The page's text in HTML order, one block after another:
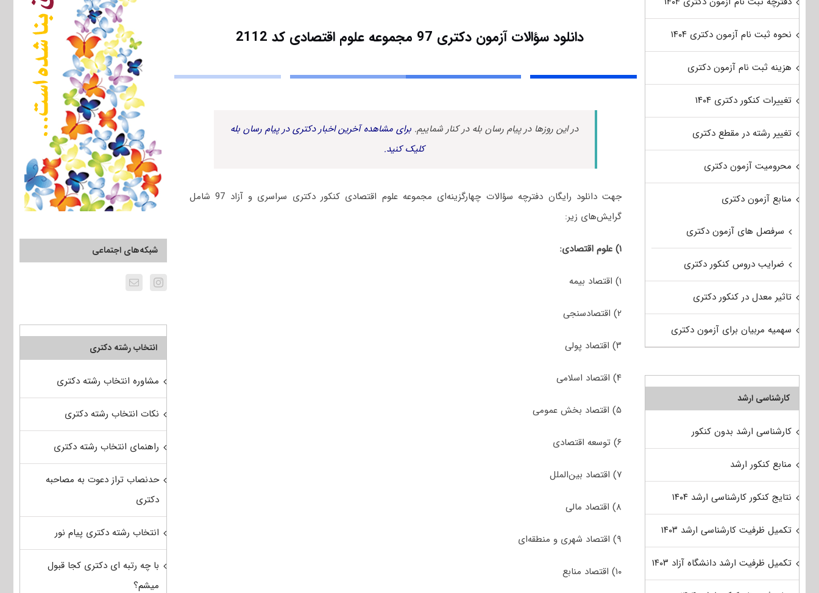
دانلود سؤالات آزمون دکتری 97 مجموعه علوم اقتصادی کد 2112
در این روزها در پیام رسان بله در کنار شماییم. برای مشاهده آخرین اخبار دکتری در پیام رسان بله
کلیک کنید.
جهت دانلود رایگان دفترچه سؤالات چهارگزینه‌ای مجموعه علوم اقتصادی کنکور دکتری سراسری و آزاد 97 شامل
گرایش‌های زیر:
۱) علوم اقتصادی:
۱) اقتصاد بیمه
۲) اقتصادسنجی
۳) اقتصاد پولی
۴) اقتصاد اسلامی
۵) اقتصاد بخش عمومی
۶) توسعه اقتصادی
۷) اقتصاد بین‌الملل
۸) اقتصاد مالی
۹) اقتصاد شهری و منطقه‌ای
۱۰) اقتصاد منابع
شبکه‌های اجتماعی
انتخاب رشته دکتری
مشاوره انتخاب رشته دکتری
نکات انتخاب رشته دکتری
راهنمای انتخاب رشته دکتری
حدنصاب تراز دعوت به مصاحبه
دکتری
انتخاب رشته دکتری پیام نور
با چه رتبه ای دکتری کجا قبول
میشم؟
نحوه ثبت نام آزمون دکتری ۱۴۰۴
هزینه ثبت نام آزمون دکتری
تغییرات کنکور دکتری ۱۴۰۴
تغییر رشته در مقطع دکتری
محرومیت آزمون دکتری
منابع آزمون دکتری
سرفصل های آزمون دکتری
ضرایب دروس کنکور دکتری
تاثیر معدل در کنکور دکتری
سهمیه مربیان برای آزمون دکتری
کارشناسی ارشد
کارشناسی ارشد بدون کنکور
منابع کنکور ارشد
نتایج کنکور کارشناسی ارشد ۱۴۰۴
تکمیل ظرفیت کارشناسی ارشد ۱۴۰۳
تکمیل ظرفیت ارشد دانشگاه آزاد ۱۴۰۳